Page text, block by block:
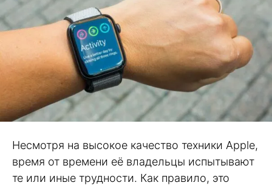
Несмотря на высокое качество техники Apple,
время от времени её владельцы испытывают
те или иные трудности. Как правило, это